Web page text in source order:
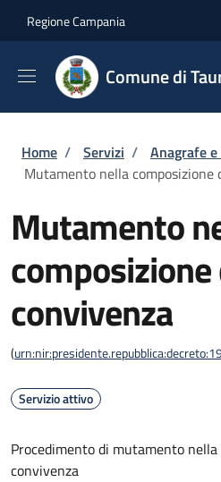
Regione Campania
Comune di
Briciole di pane
Home / Servizi / Anagrafe
Mutamento nella composizione
Mutamento
convivenza
(
Servizio attivo
Procedimento di mutamento
convivenza